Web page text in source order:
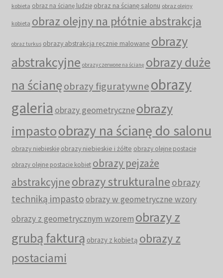
kobieta obraz na ścianę ludzie obraz na ścianę salonu obraz olejny
kobieta obraz olejny na płótnie abstrakcja
obraz turkus obrazy abstrakcja ręcznie malowane obrazy
abstrakcyjne obrazy czerwone na ścianę obrazy duże
na ścianęobrazy figuratywneobrazy
galeria obrazy geometryczneobrazy
impastoobrazy na ścianę do salonu
obrazy niebieskie obrazy niebieskie i żółte obrazy olejne postacie
obrazy olejne postacie kobiet obrazy pejzaże
abstrakcyjneobrazy strukturalne obrazy
techniką impastoobrazy w geometryczne wzory
obrazy z geometrycznym wzorem obrazy z
grubą fakturą obrazy z kobietą obrazy z
postaciami